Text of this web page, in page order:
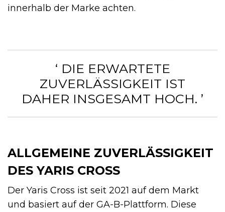
innerhalb der Marke achten.
‘ DIE ERWARTETE
ZUVERLÄSSIGKEIT IST
DAHER INSGESAMT HOCH. ’
ALLGEMEINE ZUVERLÄSSIGKEIT
DES YARIS CROSS
Der Yaris Cross ist seit 2021 auf dem Markt
und basiert auf der GA-B-Plattform. Diese